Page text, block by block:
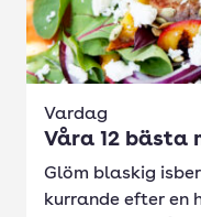
Vardag
Våra 12 bästa
Glöm blaskig
kurrande efter en